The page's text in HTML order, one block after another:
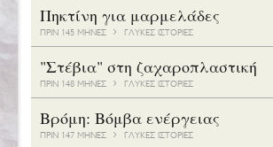
Πηκτίνη για μαρμελάδες
ΠΡΙΝ 145 ΜΗΝΕΣ ΓΛΥΚΕΣ ΙΣΤΟΡΙΕΣ
"Στέβια" στη ζαχαροπλαστική
ΠΡΙΝ 148 ΜΗΝΕΣ ΓΛΥΚΕΣ ΙΣΤΟΡΙΕΣ
Bρόμη: Βόμβα ενέργειας
ΠΡΙΝ 147 ΜΗΝΕΣ ΓΛΥΚΕΣ ΙΣΤΟΡΙΕΣ